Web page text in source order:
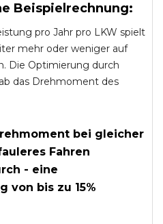
Beispielrechnung:
pro Jahr pro LKW spielt
mehr oder weniger auf
Die Optimierung durch
das Drehmoment des
bei gleicher
Fahren
- eine
von bis zu 15%